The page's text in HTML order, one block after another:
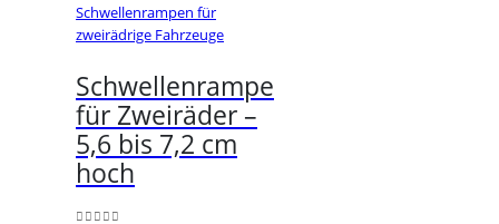
Schwellenrampen für
zweirädrige Fahrzeuge
Schwellenrampe
für Zweiräder –
5,6 bis 7,2 cm
hoch